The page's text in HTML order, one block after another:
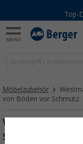
Top-
Möbelzubehör
von Böden vor Schmutz
Westmark
Schutz von